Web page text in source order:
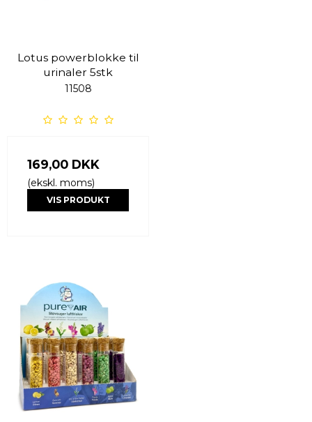
Lotus powerblokke til
urinaler 5stk
11508
169,00 DKK
(ekskl. moms)
VIS PRODUKT